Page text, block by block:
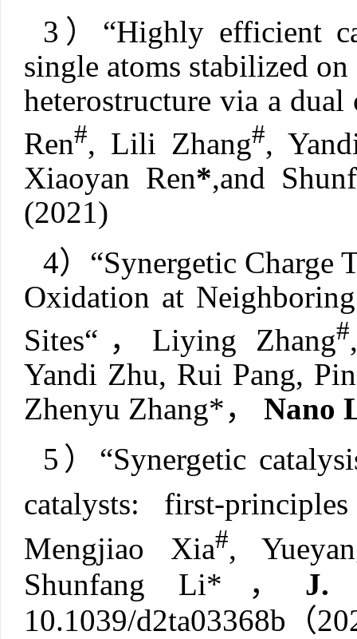
3 ） “Highly efficient
single atoms stabilized
heterostructure via a dual
Ren#, Lili Zhang#,
Xiaoyan Ren*,and
(2021)
4） “Synergetic Charge
Oxidation at
Sites“ ， Liying Zhang#
Yandi Zhu, Rui Pang,
Zhenyu Zhang*，
Nano
5 ） “Synergetic
catalysts: first-
Mengjiao Xia#,
Shunfang Li* ， J.
10.1039/d2ta03368b （